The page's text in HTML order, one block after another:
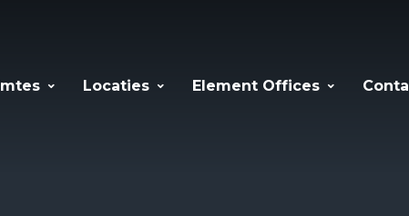
Locaties Element Offices